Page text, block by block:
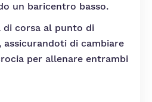
un baricentro basso.
di corsa al punto di
assicurandoti di cambiare
per allenare entrambi